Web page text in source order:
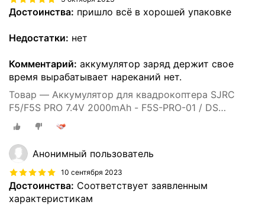
Достоинства: пришло всё в хорошей упаковке
Недостатки: нет
Комментарий: аккумулятор заряд держит свое
время вырабатывает нареканий нет.
Товар — Аккумулятор для квадрокоптера SJRC
F5/F5S PRO 7.4V 2000mAh - F5S-PRO-01 / DS
903475-2S
Анонимный пользователь
10 сентября 2023
Достоинства: Соответствует заявленным
характеристикам